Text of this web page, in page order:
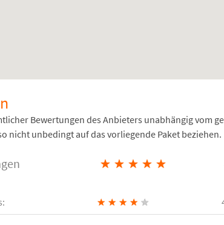
Bewertungen des Anbieters unabhängig vom
nicht unbedingt auf das vorliegende Paket beziehen.
★ ★ ★ ★ ★
★ ★ ★ ★ ★